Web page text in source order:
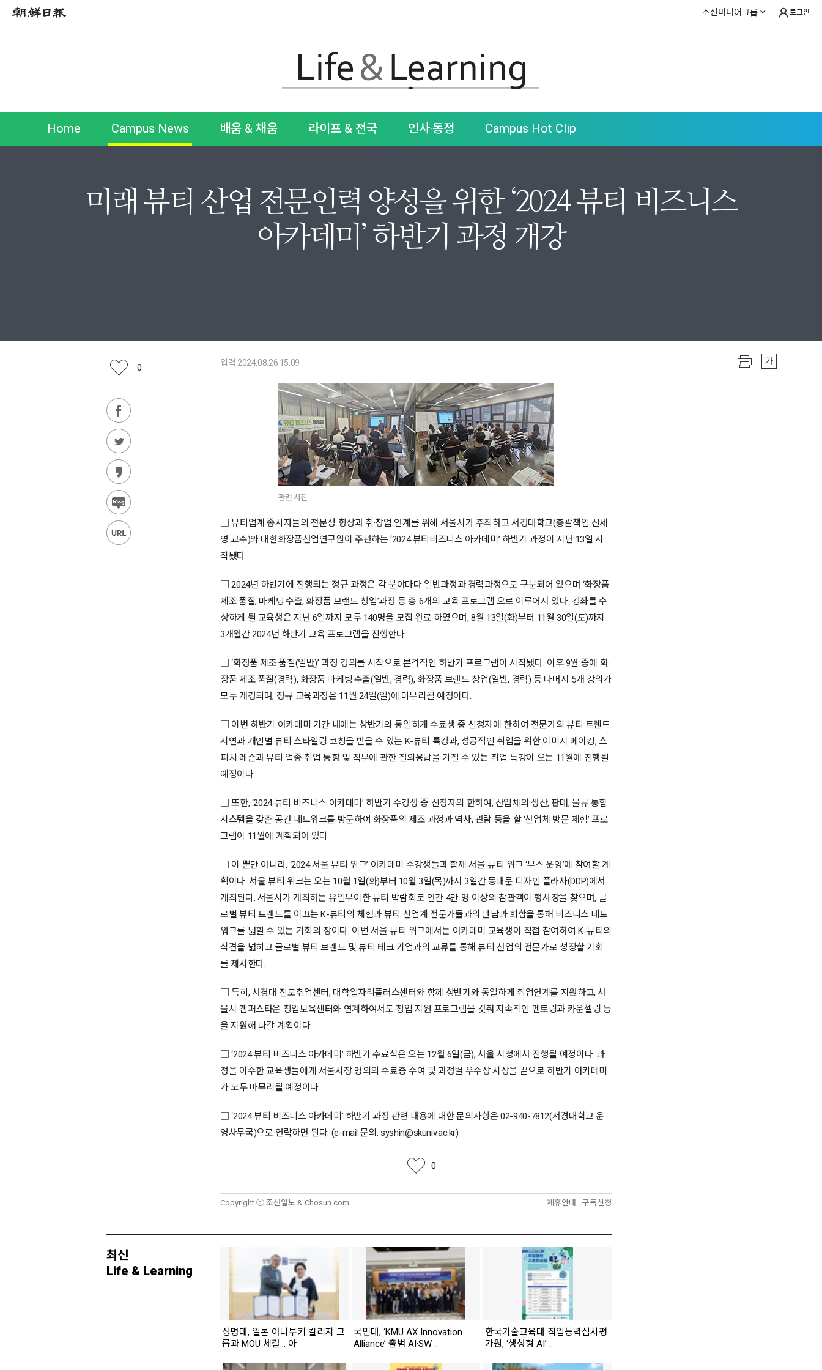
조선미디어그룹 로그인
Home Campus News 배움 & 채움 라이프 & 전국 인사·동정 Campus Hot Clip
미래 뷰티 산업 전문인력 양성을 위한 ‘2024 뷰티 비즈니스
아카데미’ 하반기 과정 개강
0 입력 2024.08.26 15:09
관련 사진
□ 뷰티업계 종사자들의 전문성 향상과 취·창업 연계를 위해 서울시가 주최하고 서경대학교(총괄책임 신세
영 교수)와 대한화장품산업연구원이 주관하는 ‘2024 뷰티비즈니스 아카데미’ 하반기 과정이 지난 13일 시
작됐다.
□ 2024년 하반기에 진행되는 정규 과정은 각 분야마다 일반과정과 경력과정으로 구분되어 있으며 ‘화장품
제조·품질, 마케팅·수출, 화장품 브랜드 창업’과정 등 총 6개의 교육 프로그램 으로 이루어져 있다. 강좌를 수
상하게 될 교육생은 지난 6일까지 모두 140명을 모집 완료 하였으며, 8월 13일(화)부터 11월 30일(토)까지
3개월간 2024년 하반기 교육 프로그램을 진행한다.
□ ‘화장품 제조·품질(일반)’ 과정 강의를 시작으로 본격적인 하반기 프로그램이 시작됐다. 이후 9월 중에 화
장품 제조·품질(경력), 화장품 마케팅·수출(일반, 경력), 화장품 브랜드 창업(일반, 경력) 등 나머지 5개 강의가
모두 개강되며, 정규 교육과정은 11월 24일(일)에 마무리될 예정이다.
□ 이번 하반기 아카데미 기간 내에는 상반기와 동일하게 수료생 중 신청자에 한하여 전문가의 뷰티 트렌드
시연과 개인별 뷰티 스타일링 코칭을 받을 수 있는 K-뷰티 특강과, 성공적인 취업을 위한 이미지 메이킹, 스
피치 레슨과 뷰티 업종 취업 동향 및 직무에 관한 질의응답을 가질 수 있는 취업 특강이 오는 11월에 진행될
예정이다.
□ 또한, ‘2024 뷰티 비즈니스 아카데미’ 하반기 수강생 중 신청자의 한하여, 산업체의 생산, 판매, 물류 통합
시스템을 갖춘 공간 네트워크를 방문하여 화장품의 제조 과정과 역사, 관람 등을 할 ‘산업체 방문 체험’ 프로
그램이 11월에 계획되어 있다.
□ 이 뿐만 아니라, ‘2024 서울 뷰티 위크’ 아카데미 수강생들과 함께 서울 뷰티 위크 ‘부스 운영’에 참여할 계
획이다. 서울 뷰티 위크는 오는 10월 1일(화)부터 10월 3일(목)까지 3일간 동대문 디자인 플라자(DDP)에서
개최된다. 서울시가 개최하는 유일무이한 뷰티 박람회로 연간 4만 명 이상의 참관객이 행사장을 찾으며, 글
로벌 뷰티 트랜드를 이끄는 K-뷰티의 체험과 뷰티 산업계 전문가들과의 만남과 회합을 통해 비즈니스 네트
워크를 넓힐 수 있는 기회의 장이다. 이번 서울 뷰티 위크에서는 아카데미 교육생이 직접 참여하여 K-뷰티의
식견을 넓히고 글로벌 뷰티 브랜드 및 뷰티 테크 기업과의 교류를 통해 뷰티 산업의 전문가로 성장할 기회
를 제시한다.
□ 특히, 서경대 진로취업센터, 대학일자리플러스센터와 함께 상반기와 동일하게 취업연계를 지원하고, 서
울시 캠퍼스타운 창업보육센터와 연계하여서도 창업 지원 프로그램을 갖춰 지속적인 멘토링과 카운셀링 등
을 지원해 나갈 계획이다.
□ ‘2024 뷰티 비즈니스 아카데미’ 하반기 수료식은 오는 12월 6일(금), 서울 시청에서 진행될 예정이다. 과
정을 이수한 교육생들에게 서울시장 명의의 수료증 수여 및 과정별 우수상 시상을 끝으로 하반기 아카데미
가 모두 마무리될 예정이다.
□ ‘2024 뷰티 비즈니스 아카데미’ 하반기 과정 관련 내용에 대한 문의사항은 02-940-7812(서경대학교 운
영사무국)으로 연락하면 된다. (e-mail 문의: syshin@skuniv.ac.kr)
좋아요 0
Copyright ⓒ 조선일보 & Chosun.com 제휴안내 구독신청
최신
Life & Learning
상명대, 일본 아나부키 칼리지 그
룹과 MOU 체결... 아
국민대, ‘KMU AX Innovation
Alliance’ 출범 AI·SW ..
한국기술교육대 직업능력심사평
가원, ‘생성형 AI’ ..